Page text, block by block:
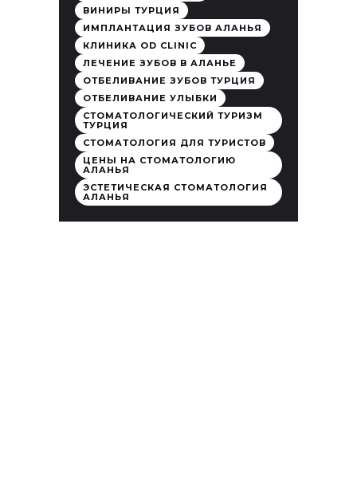
ВИНИРЫ ТУРЦИЯ
ИМПЛАНТАЦИЯ ЗУБОВ АЛАНЬЯ
КЛИНИКА OD CLINIC
ЛЕЧЕНИЕ ЗУБОВ В АЛАНЬЕ
ОТБЕЛИВАНИЕ ЗУБОВ ТУРЦИЯ
ОТБЕЛИВАНИЕ УЛЫБКИ
СТОМАТОЛОГИЧЕСКИЙ ТУРИЗМ
ТУРЦИЯ
СТОМАТОЛОГИЯ ДЛЯ ТУРИСТОВ
ЦЕНЫ НА СТОМАТОЛОГИЮ
АЛАНЬЯ
ЭСТЕТИЧЕСКАЯ СТОМАТОЛОГИЯ
АЛАНЬЯ